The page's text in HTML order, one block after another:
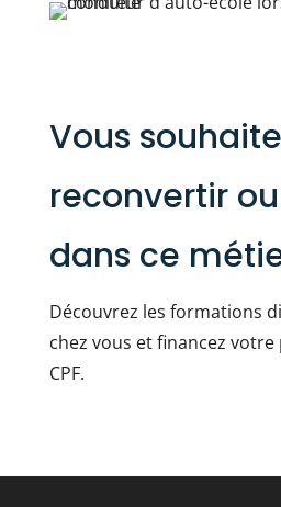
Vous
reconvertir
dans ce
Découvrez les formations
chez vous et financez
CPF.